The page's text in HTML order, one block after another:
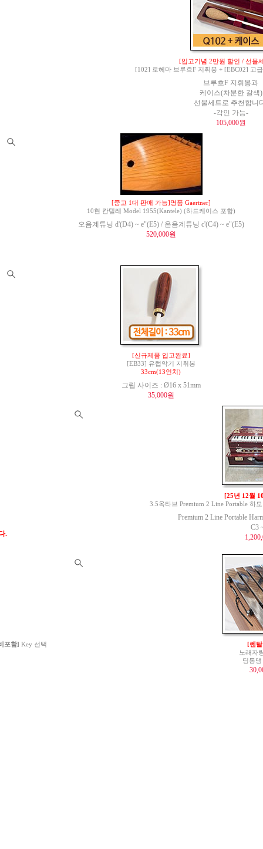
[입고기념 2만원 할인 / 선물
[102] 로헤마 브루흐F 지휘봉 + [EBC02] 고
브루흐F 지휘봉과
케이스(차분한 갈색)
선물세트로 추천합니
-각인 가능-
105,000원
[중고 1대 판매 가능]명품 Gaertner]
10현 칸텔레 Model 1955(Kantele) (하드케이스 포함)
오음계튜닝 d'(D4) ~ e"(E5) / 온음계튜닝 c'(C4) ~ e"(E5)
520,000원
[신규제품 입고완료]
[EB33] 유럽악기 지휘봉
33cm(13인치)
그립 사이즈 : Ø16 x 51mm
35,000원
.
[25년 12월
3.5옥타브 Premium 2 Line Portable 하
Premium 2 Line Portable
C3
포함] Key 선택
[렌
노래자
딩동